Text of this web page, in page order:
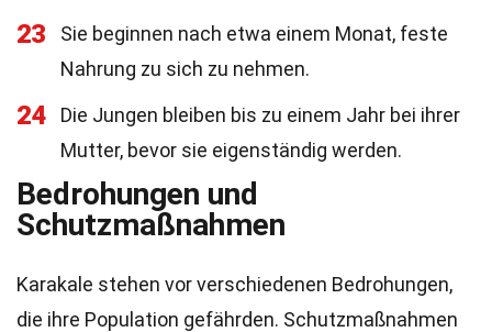
23
Sie beginnen nach etwa einem Monat, feste
Nahrung zu sich zu nehmen.
24
Die Jungen bleiben bis zu einem Jahr bei ihrer
Mutter, bevor sie eigenständig werden.
Bedrohungen und
Schutzmaßnahmen
Karakale stehen vor verschiedenen Bedrohungen,
die ihre Population gefährden. Schutzmaßnahmen